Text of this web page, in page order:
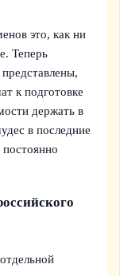
это, как ни
Теперь
к подготовке
держать в
в последние